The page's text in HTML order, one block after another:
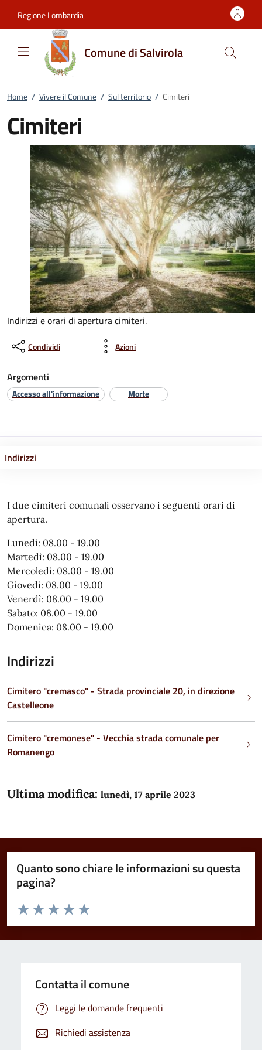
Regione Lombardia
Comune di Salvirola
Home / Vivere il Comune / Sul territorio / Cimiteri
Cimiteri
Indirizzi e orari di apertura cimiteri.
Condividi Azioni
Argomenti
Accesso all'informazione Morte
Indirizzi
I due cimiteri comunali osservano i seguenti orari di
apertura.
Lunedì: 08.00 - 19.00
Martedì: 08.00 - 19.00
Mercoledì: 08.00 - 19.00
Giovedì: 08.00 - 19.00
Venerdì: 08.00 - 19.00
Sabato: 08.00 - 19.00
Domenica: 08.00 - 19.00
Indirizzi
Cimitero "cremasco" - Strada provinciale 20, in direzione
Castelleone
Cimitero "cremonese" - Vecchia strada comunale per
Romanengo
Ultima modifica: lunedì, 17 aprile 2023
Quanto sono chiare le informazioni su questa
pagina?
Domanda
Valuta da 1 a 5 stelle la pagina
Valuta 5 stelle su 5
Valuta 4 stelle su 5
Valuta 3 stelle su 5
Valuta 2 stelle su 5
Valuta 1 stelle su 5
Contatta il comune
Leggi le domande frequenti
Richiedi assistenza